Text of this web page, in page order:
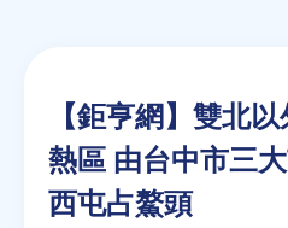
教育
Back
top
【鉅亨網】雙北
熱區 由台中市三
西屯占鰲頭